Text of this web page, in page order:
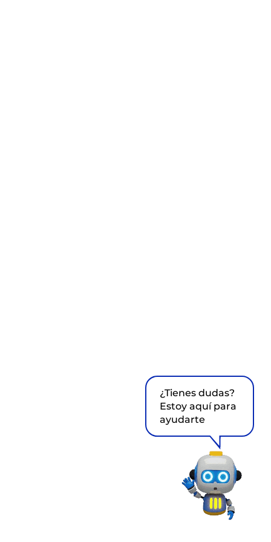
¿Tienes dudas?
Estoy aquí para
ayudarte